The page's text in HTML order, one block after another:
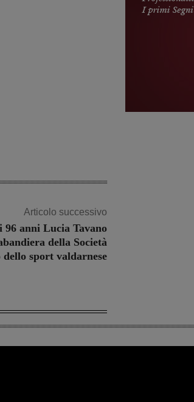
Articolo successivo
96 anni Lucia Tavano
della Società
sport valdarnese